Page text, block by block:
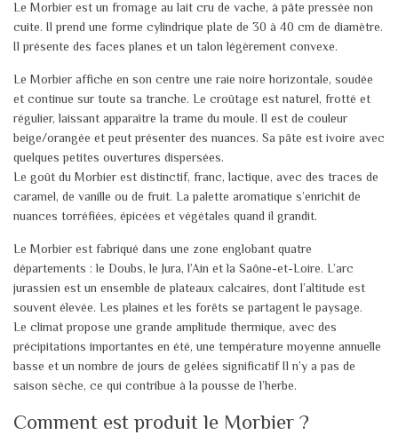
Le Morbier est un fromage au lait cru de vache, à pâte pressée non
cuite. Il prend une forme cylindrique plate de 30 à 40 cm de diamètre.
Il présente des faces planes et un talon légèrement convexe.
Le Morbier affiche en son centre une raie noire horizontale, soudée
et continue sur toute sa tranche. Le croûtage est naturel, frotté et
régulier, laissant apparaître la trame du moule. Il est de couleur
beige/orangée et peut présenter des nuances. Sa pâte est ivoire avec
quelques petites ouvertures dispersées.
Le goût du Morbier est distinctif, franc, lactique, avec des traces de
caramel, de vanille ou de fruit. La palette aromatique s’enrichit de
nuances torréfiées, épicées et végétales quand il grandit.
Le Morbier est fabriqué dans une zone englobant quatre
départements : le Doubs, le Jura, l’Ain et la Saône-et-Loire. L’arc
jurassien est un ensemble de plateaux calcaires, dont l’altitude est
souvent élevée. Les plaines et les forêts se partagent le paysage.
Le climat propose une grande amplitude thermique, avec des
précipitations importantes en été, une température moyenne annuelle
basse et un nombre de jours de gelées significatif Il n’y a pas de
saison sèche, ce qui contribue à la pousse de l’herbe.
Comment est produit le Morbier ?